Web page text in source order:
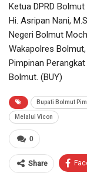
Ketua DPRD
Hi. Asripan Nani,
Negeri Bolmut
Wakapolres
Pimpinan
Bolmut. (BUY)
Bupati Bolmut
Melalui Vicon
0
Share